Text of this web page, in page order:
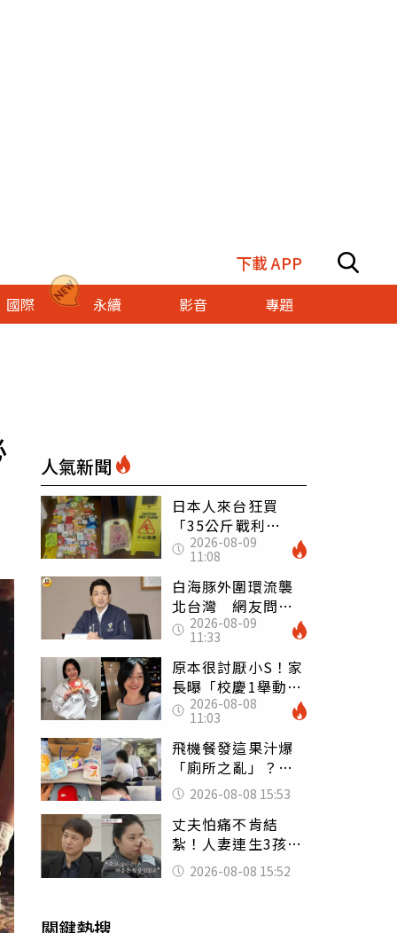
下載 APP
國際 永續 影音 專題
人氣新聞
日本人來台狂買
「35公斤戰利
品」 連拜拜用紅
盤、「小心地滑」
告示牌也帶回家
2026-08-09
11:08
白海豚外圍環流襲
北台灣 網友問為
何沒放颱風假 蔣
萬安回應了
2026-08-09
11:33
原本很討厭小S！家
長曝「校慶1舉動」
讓她徹底改觀 網
友洗版認證
2026-08-08
11:03
飛機餐發這果汁爆
「廁所之亂」？乘
客崩潰：差點丟大
臉 醫揭3類人別亂
喝
2026-08-08 15:53
丈夫怕痛不肯結
紮！人妻連生3孩
控遭家暴淚喊：真
的好累
2026-08-08 15:52
關鍵熱搜